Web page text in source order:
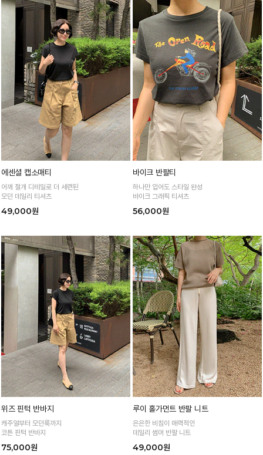
에센셜 캡소매티
어깨 절개 디테일로 더 세련된
모던 데일리 티셔츠
49,000원
바이크 반팔티
하나만 입어도 스타일 완성
바이크 그래픽 티셔츠
56,000원
위즈 핀턱 반바지
캐주얼부터 모던룩까지
코튼 핀턱 반바지
75,000원
루이 홀가먼트 반팔 니트
은은한 비침이 매력적인
데일리 썸머 반팔 니트
49,000원